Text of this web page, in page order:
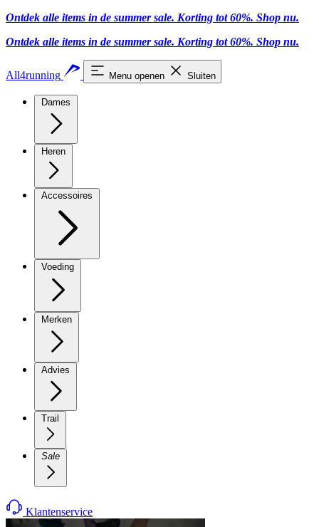
Ontdek alle items in de summer sale. Korting tot 60%. Shop nu.
Ontdek alle items in de summer sale. Korting tot 60%. Shop nu.
All4running Menu openen Sluiten
Dames
Heren
Accessoires
Voeding
Merken
Advies
Trail
Sale
Klantenservice